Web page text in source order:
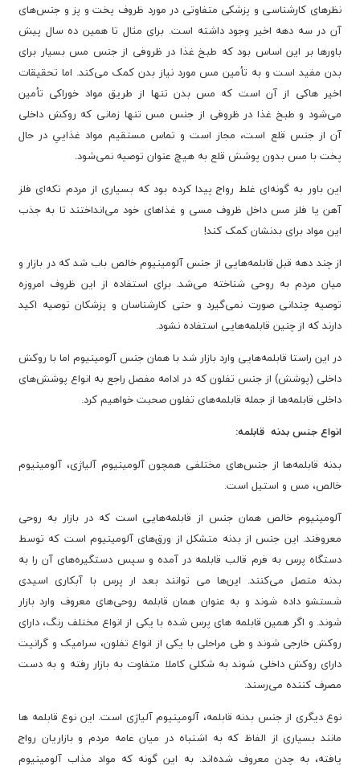
نظرهای کارشناسی و پزشکی متفاوتی در مورد ظروف پخت و پز و جنس‌های
آن در سه دهه اخیر وجود داشته است. برای مثال تا همین ده سال پیش
باورها بر این اساس بود که طبخ غذا در ظروفی از جنس مس بسیار برای
بدن مفید است و به تأمین مس مورد نیاز بدن کمک می‌کند. اما تحقیقات
اخیر هاکی از آن است که مس بدن تنها از طریق مواد خوراکی تأمین
می‌شود و طبخ غذا در ظروفی از جنس مس تنها زمانی که روکش داخلی
آن از جنس قلع است، مجاز است و تماس مستقیم مواد غذاییِ در حال
پخت با مس بدون پوشش قلع به هیچ عنوان توصیه نمی‌شود.
این باور به گونه‌ای غلط رواج پیدا کرده بود که بسیاری از مردم تکه‌ای فلز
آهن یا فلز مس داخل ظروف مسی و غذاهای خود می‌انداختند تا به جذب
این مواد برای بدنشان کمک کند!
از چند دهه قبل قابلمه‌هایی از جنس آلومینیوم خالص باب شد که در بازار و
میان مردم به روحی شناخته می‌شد. برای استفاده از این ظروف امروزه
توصیه چندانی صورت نمی‌گیرد و حتی کارشناسان و پزشکان توصیه اکید
دارند که از چنین قابلمه‌هایی استفاده نشود.
در این راستا قابلمه‌هایی وارد بازار شد با همان جنس آلومینیوم اما با روکش
داخلی (پوشش) از جنس تفلون که در ادامه مفصل راجع به انواع پوشش‌های
داخلی قابلمه‌ها از جمله قابلمه‌های تفلون صحبت خواهیم کرد.
انواع جنس بدنه قابلمه:
بدنه قابلمه‌ها از جنس‌های مختلفی همچون آلومینیوم آلیاژی، آلومینیوم
خالص، مس و استیل است.
آلومینیوم خالص همان جنس از قابلمه‌هایی است که در بازار به روحی
معروفند. این جنس از بدنه متشکل از ورق‌های آلومینیوم است که توسط
دستگاه پرس به فرم قالب قابلمه در آمده و سپس دستگیره‌های آن را به
بدنه متصل می‌کنند. این‌ها می توانند بعد ار پرس با آبکاری اسیدی
شستشو داده شوند و به عنوان همان قابلمه روحی‌های معروف وارد بازار
شوند. و اگر همین قابلمه های پرس شده با یکی از انواع مختلف رنگ، دارای
روکش خارجی شوند و طی مراحلی با یکی از انواع تفلون، سرامیک و گرانیت
دارای روکش داخلی شوند به شکلی کاملا متفاوت به بازار رفته و به دست
مصرف کننده می‌رسند.
نوع دیگری از جنس بدنه قابلمه، آلومینیوم آلیاژی است. این نوع قابلمه ها
مانند بسیاری از الفاظ که به اشتباه در میان عامه مردم و بازاریان رواج
یافته، به چدن معروف شده‌اند. به این گونه که مواد مذاب آلومینیوم